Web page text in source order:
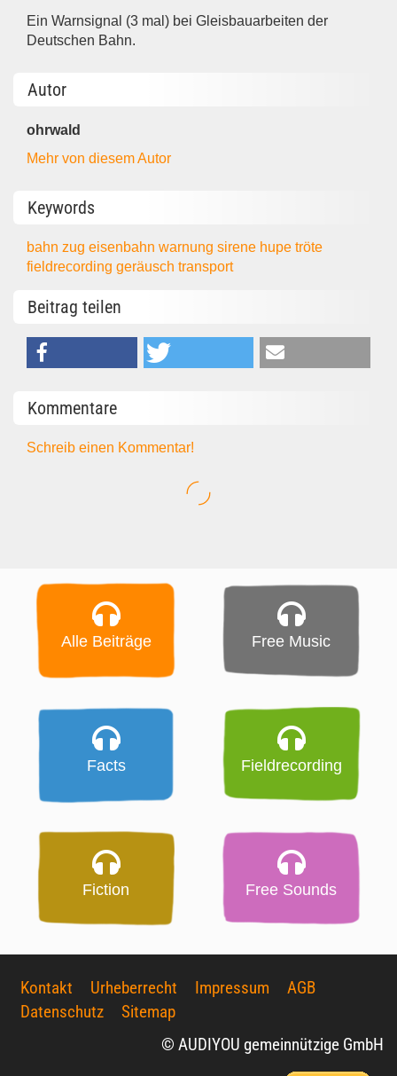
Ein Warnsignal (3 mal) bei Gleisbauarbeiten der
Deutschen Bahn.
Autor
ohrwald
Mehr von diesem Autor
Keywords
bahnzugeisenbahnwarnungsirene hupetröte
fieldrecordinggeräuschtransport
Beitrag teilen
Kommentare
Schreib einen Kommentar!
Alle Beiträge Free Music
Facts Fieldrecording
Fiction Free Sounds
Kontakt Urheberrecht Impressum
AGB
Datenschutz
Sitemap
© AUDIYOU gemeinnützige GmbH